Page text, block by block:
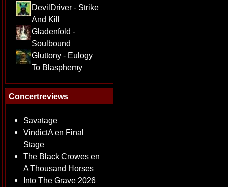
DevilDriver - Strike
And Kill
Gladenfold -
Soulbound
Gluttony - Eulogy
To Blasphemy
Concertreviews
Savatage
VindictA en Final
Stage
The Black Crowes en
A Thousand Horses
Into The Grave 2026